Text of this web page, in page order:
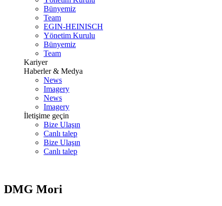
Bünyemiz
Team
EGIN-HEINISCH
Yönetim Kurulu
Bünyemiz
Team
Kariyer
Haberler & Medya
News
Imagery
News
Imagery
İletişime geçin
Bize Ulaşın
Canlı talep
Bize Ulaşın
Canlı talep
DMG Mori